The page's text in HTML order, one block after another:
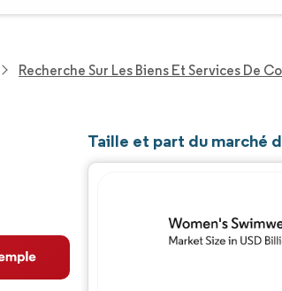
Recherche Sur Les Biens Et Services De
Taille et part du marché